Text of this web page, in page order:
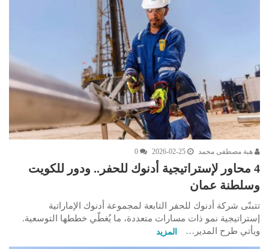
هبة مصطفى محمد 2026-02-25
0
4 محاور لإستراتيجية أدنوك للحفر.. ودور للكويت
وسلطنة عمان
تتبنّى شركة أدنوك للحفر التابعة لمجموعة أدنوك الإماراتية
إستراتيجية نمو ذات مسارات متعددة، ما يُغطّي خططها التوسعية.
ويأتي طرح المدير…
المزيد